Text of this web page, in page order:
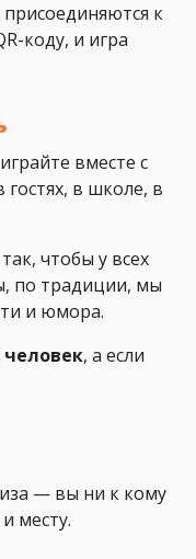
к
коду, и игра
вместе с
в школе, в
чтобы у всех
по традиции, мы
и юмора.
человек, а если
— вы ни к кому
месту.